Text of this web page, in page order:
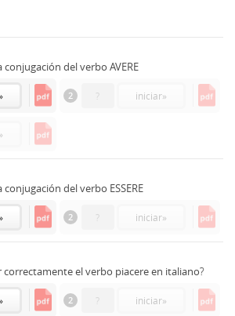
del verbo AVERE
2 ? iniciar»
del verbo ESSERE
2 ? iniciar»
correctamente el verbo piacere en italiano?
2 ? iniciar»